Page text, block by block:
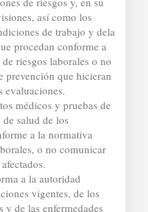
así como los
de trabajo y dela
procedan conforme a
riesgos laborales o no
prevención que hicieran
evaluaciones.
médicos y pruebas de
salud de los
a la normativa
o no comunicar
a la autoridad
vigentes, de los
de las enfermedades